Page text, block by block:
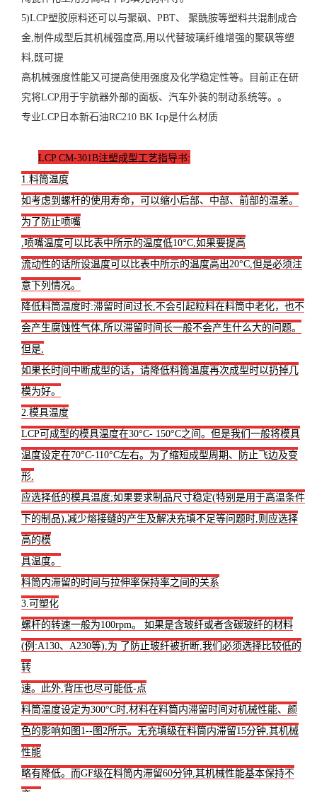
5)LCP塑胶原料还可以与聚砜、PBT、 聚酰胺等塑料共混制成合
金,制件成型后其机械强度高,用以代替玻璃纤维增强的聚砜等塑
料,既可提
高机械强度性能又可提高使用强度及化学稳定性等。目前正在研
究将LCP用于宇航器外部的面板、汽车外装的制动系统等。。
专业LCP日本新石油RC210 BK Icp是什么材质
LCP CM-301B注塑成型工艺指导书:
1.料筒温度
如考虑到螺杆的使用寿命，可以缩小后部、中部、前部的温差。
为了防止喷嘴
,喷嘴温度可以比表中所示的温度低10°C,如果要提高
流动性的话所设温度可以比表中所示的温度高出20°C,但是必须注
意下列情况。
降低料筒温度时:滞留时间过长,不会引起粒料在料筒中老化，也不
会产生腐蚀性气体,所以滞留时间长一般不会产生什么大的问题。
但是,
如果长时间中断成型的话，请降低料筒温度再次成型时以扔掉几
模为好。
2.模具温度
LCP可成型的模具温度在30°C- 150°C之间。但是我们一般将模具
温度设定在70°C-110°C左右。为了缩短成型周期、防止飞边及变
形,
应选择低的模具温度;如果要求制品尺寸稳定(特别是用于高温条件
下的制品),减少熔接缝的产生及解决充填不足等问题时,则应选择
高的模
具温度。
料筒内滞留的时间与拉伸率保持率之间的关系
3.可塑化
螺杆的转速一般为100rpm。 如果是含玻纤或者含碳玻纤的材料
(例:A130、A230等),为 了防止玻纤被折断,我们必须选择比较低的
转
速。此外,背压也尽可能低-点
料筒温度设定为300°C时,材料在料筒内滞留时间对机械性能、颜
色的影响如图1--图2所示。无充填级在料筒内滞留15分钟,其机械
性能
略有降低。而GF级在料筒内滞留60分钟,其机械性能基本保持不